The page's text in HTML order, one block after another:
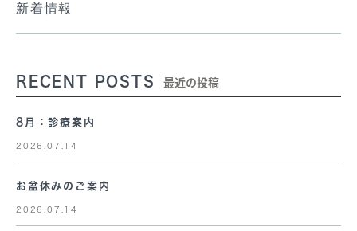
新着情報
RECENT POSTS 最近の投稿
8月：診療案内
2026.07.14
お盆休みのご案内
2026.07.14